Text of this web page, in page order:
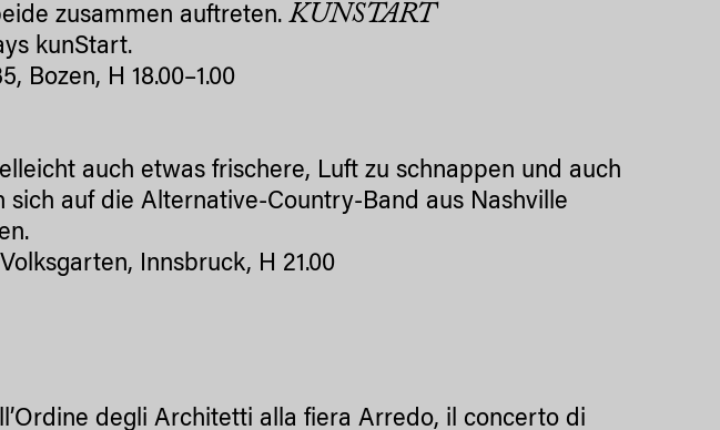
zusammen auftreten.KUNSTART
kunStart.
Bozen, H 18.00–1.00
auch etwas frischere, Luft zu schnappen und auch
sich auf die Alternative-Country-Band aus Nashville
Innsbruck, H 21.00
degli Architetti alla fiera Arredo, il concerto di